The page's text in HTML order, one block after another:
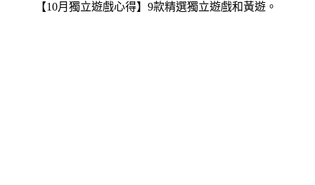
【10月獨立遊戲心得】9款精選獨立遊戲和黃遊。